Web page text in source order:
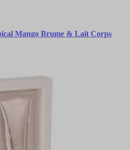
Mango Brume & Lait Corps